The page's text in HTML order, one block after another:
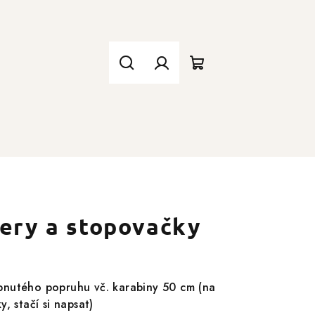
a stopovačky
popruhu vč. karabiny 50 cm (na
stačí si napsat)